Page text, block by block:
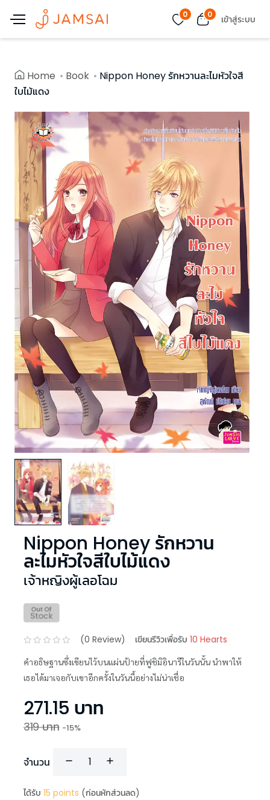
0 0 เข้าสู่ระบบ
Home Book
Nippon Honey รักหวานละไมหัวใจสี
ใบไม้แดง
Nippon Honey รักหวาน
ละไมหัวใจสีใบไม้แดง
เจ้าหญิงผู้เลอโฉม
(0 Review) เขียนรีวิวเพื่อรับ 10 Hearts
คำอธิษฐานซึ่งเขียนไว้บนแผ่นป้ายที่ฟูชิมิอินารีในวันนั้น นำพาให้
เธอได้มาเจอกับเขาอีกครั้งในวันนี้อย่างไม่น่าเชื่อ
271.15 บาท
319บาท -15%
จำนวน
ได้รับ 15 points (ก่อนหักส่วนลด)